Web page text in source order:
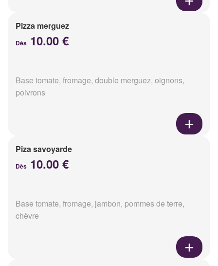
Pizza merguez
Dès 10.00 €
Base tomate, fromage, double merguez, oignons,
poivrons
Piza savoyarde
Dès 10.00 €
Base tomate, fromage, jambon, pommes de terre,
chèvre